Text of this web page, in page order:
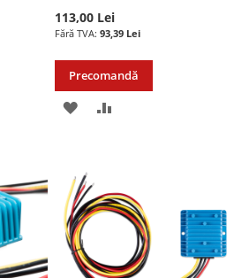
113,00 Lei
93,39 Lei
Precomandă
ADAUGATI
DE
DORINTE